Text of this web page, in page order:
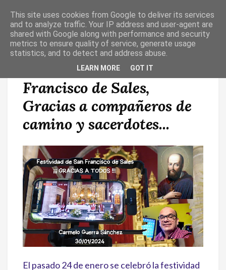
T
O
G
En la Festividad de San
Francisco de Sales,
Gracias a compañeros de
camino y sacerdotes...
El pasado 24 de enero se celebró la festividad
This site uses cookies from Google to deliver its services
and to analyze traffic. Your IP address and user-agent are
shared with Google along with performance and security
metrics to ensure quality of service, generate usage
statistics, and to detect and address abuse.
LEARN MORE GOT IT